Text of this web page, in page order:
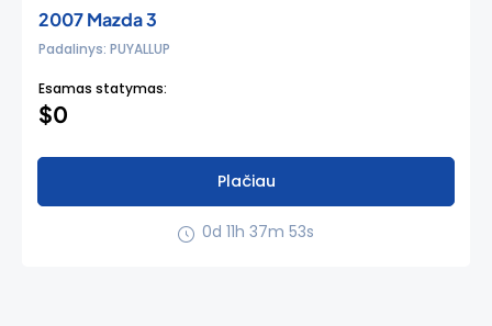
2007 Mazda 3
Padalinys: PUYALLUP
Esamas statymas:
$0
Plačiau
0d 11h 37m 52s